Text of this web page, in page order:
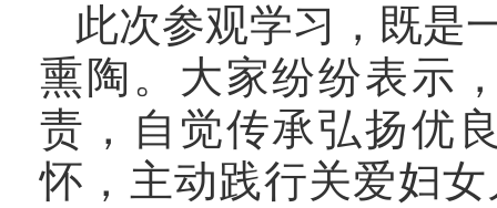
此次参观学习，既是
熏陶。大家纷纷表示
责，自觉传承弘扬优
怀，主动践行关爱妇